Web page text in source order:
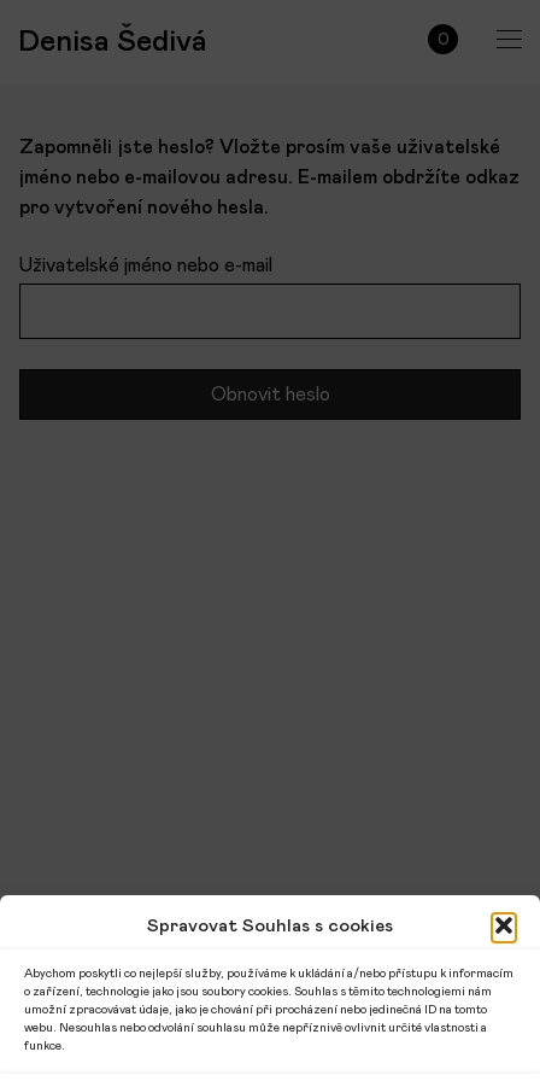
Spravovat Souhlas s cookies
Abychom poskytli co nejlepší služby, používáme k ukládání a/nebo přístupu k informacím
o zařízení, technologie jako jsou soubory cookies. Souhlas s těmito technologiemi nám
umožní zpracovávat údaje, jako je chování při procházení nebo jedinečná ID na tomto
webu. Nesouhlas nebo odvolání souhlasu může nepříznivě ovlivnit určité vlastnosti a
funkce.
Denisa Šedivá 0
Zapomněli jste heslo? Vložte prosím vaše uživatelské
jméno nebo e-mailovou adresu. E-mailem obdržíte odkaz
pro vytvoření nového hesla.
Uživatelské jméno nebo e-mail
Obnovit heslo